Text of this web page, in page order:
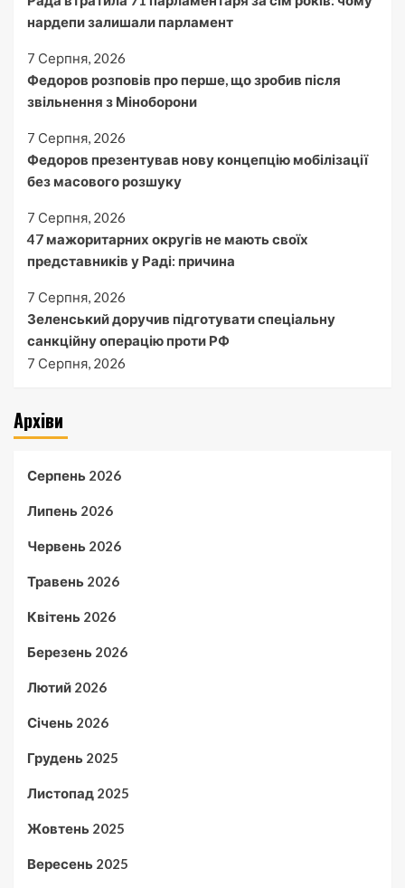
нардепи залишали парламент
7 Серпня, 2026
Федоров розповів про перше, що зробив після
звільнення з Міноборони
7 Серпня, 2026
Федоров презентував нову концепцію мобілізації
без масового розшуку
7 Серпня, 2026
47 мажоритарних округів не мають своїх
представників у Раді: причина
7 Серпня, 2026
Зеленський доручив підготувати спеціальну
санкційну операцію проти РФ
7 Серпня, 2026
Архіви
Серпень 2026
Липень 2026
Червень 2026
Травень 2026
Квітень 2026
Березень 2026
Лютий 2026
Січень 2026
Грудень 2025
Листопад 2025
Жовтень 2025
Вересень 2025